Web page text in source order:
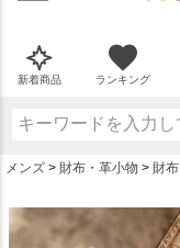
新着商品 ランキング
メンズ 財布・革小物 財布